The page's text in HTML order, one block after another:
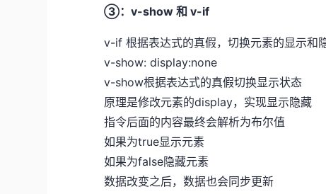
③：v-show 和 v-if
v-if 根据表达式的真假，切换元素的显示和
v-show: display:none
v-show根据表达式的真假切换显示状态
原理是修改元素的display，实现显示隐藏
指令后面的内容最终会解析为布尔值
如果为true显示元素
如果为false隐藏元素
数据改变之后，数据也会同步更新